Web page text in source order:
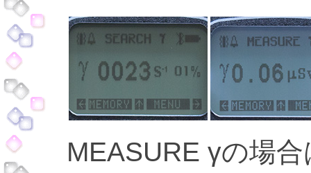
MEASURE γの場